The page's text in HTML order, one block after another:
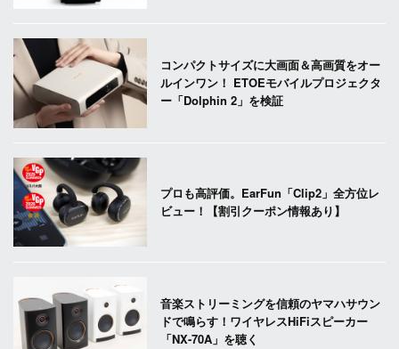
コンパクトサイズに大画面＆高画質をオー
ルインワン！ ETOEモバイルプロジェクタ
ー「Dolphin 2」を検証
プロも高評価。EarFun「Clip2」全方位レ
ビュー！【割引クーポン情報あり】
音楽ストリーミングを信頼のヤマハサウン
ドで鳴らす！ワイヤレスHiFiスピーカー
「NX-70A」を聴く